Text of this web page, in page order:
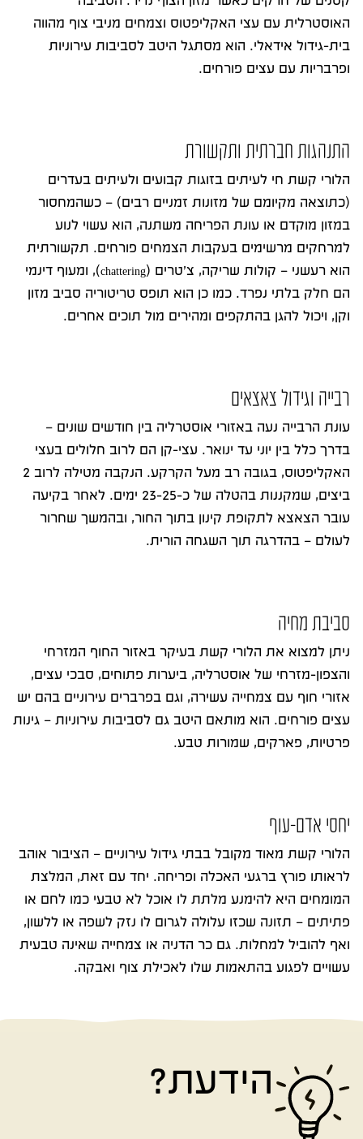
האוסטרלית עם עצי האקליפטוס וצמחים מניבי צוף מהווה
בית-גידול אידאלי. הוא מסתגל היטב לסביבות עירוניות
ופרבריות עם עצים פורחים.
התנהגות חברתית ותקשורת
הלורי קשת חי לעיתים בזוגות קבועים ולעיתים בעדרים
(כתוצאה מקיומם של מזונות זמניים רבים) – כשהמחסור
במזון מוקדם או עונת הפריחה משתנה, הוא עשוי לנוע
למרחקים מרשימים בעקבות הצמחים פורחים. תקשורתית
הוא רעשני – קולות שריקה, צ’טרים (chattering), ומעוף דינמי
הם חלק בלתי נפרד. כמו כן הוא תופס טריטוריה סביב מזון
וקן, ויכול להגן בהתקפים ומהירים מול תוכים אחרים.
רבייה וגידול צאצאים
עונת הרבייה נעה באזורי אוסטרליה בין חודשים שונים –
בדרך כלל בין יוני עד ינואר. עצי-קן הם לרוב חלולים בעצי
האקליפטוס, בגובה רב מעל הקרקע. הנקבה מטילה לרוב 2
ביצים, שמקננות בהטלה של כ-23-25 ימים. לאחר בקיעה
עובר הצאצא לתקופת קינון בתוך החור, ובהמשך שחרור
לעולם – בהדרגה תוך השגחה הורית.
סביבת מחיה
ניתן למצוא את הלורי קשת בעיקר באזור החוף המזרחי
והצפון-מזרחי של אוסטרליה, ביערות פתוחים, סבכי עצים,
אזורי חוף עם צמחייה עשירה, וגם בפרברים עירוניים בהם יש
עצים פורחים. הוא מותאם היטב גם לסביבות עירוניות – גינות
פרטיות, פארקים, שמורות טבע.
יחסי אדם-עוף
הלורי קשת מאוד מקובל בבתי גידול עירוניים – הציבור אוהב
לראותו פורץ ברגעי האכלה ופריחה. יחד עם זאת, המלצת
המומחים היא להימנע מלתת לו אוכל לא טבעי כמו לחם או
פתיתים – תזונה שכזו עלולה לגרום לו נזק לשפה או ללשון,
ואף להוביל למחלות. גם כר הדניה או צמחייה שאינה טבעית
עשויים לפגוע בהתאמות שלו לאכילת צוף ואבקה.
הידעת?